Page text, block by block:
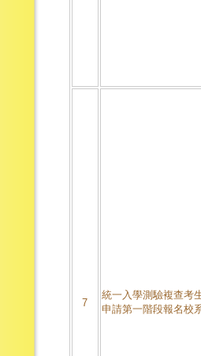
7
統一入學測驗複查考
申請第一階段報名校